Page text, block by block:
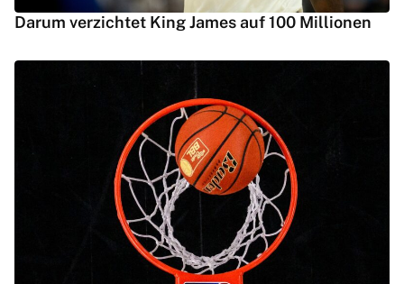
Darum verzichtet King James auf 100 Millionen